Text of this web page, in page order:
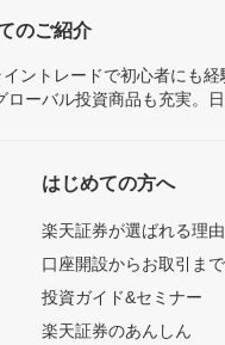
のご紹介
ントレードで初心者にも
ーバル投資商品も充実。
はじめての方へ
楽天証券が選ばれる理由
口座開設からお取引ま
投資ガイド&セミナー
楽天証券のあんしん